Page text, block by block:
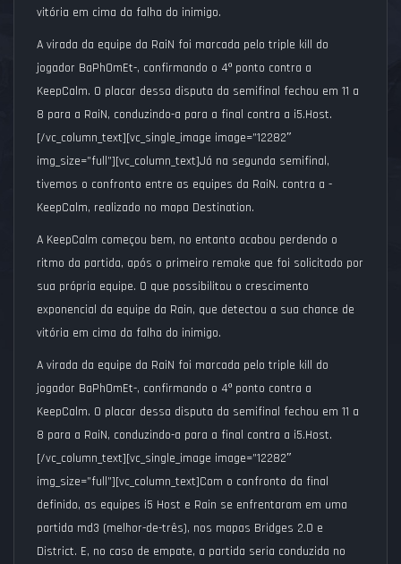
vitória em cima da falha do inimigo.
A virada da equipe da RaiN foi marcada pelo triple kill do
jogador BaPh0mEt-, confirmando o 4º ponto contra a
KeepCalm. O placar dessa disputa da semifinal fechou em 11 a
8 para a RaiN, conduzindo-a para a final contra a i5.Host.
[/vc_column_text][vc_single_image image=”12282″
img_size=”full”][vc_column_text]Já na segunda semifinal,
tivemos o confronto entre as equipes da RaiN. contra a -
KeepCalm, realizado no mapa Destination.
A KeepCalm começou bem, no entanto acabou perdendo o
ritmo da partida, após o primeiro remake que foi solicitado por
sua própria equipe. O que possibilitou o crescimento
exponencial da equipe da Rain, que detectou a sua chance de
vitória em cima da falha do inimigo.
A virada da equipe da RaiN foi marcada pelo triple kill do
jogador BaPh0mEt-, confirmando o 4º ponto contra a
KeepCalm. O placar dessa disputa da semifinal fechou em 11 a
8 para a RaiN, conduzindo-a para a final contra a i5.Host.
[/vc_column_text][vc_single_image image=”12282″
img_size=”full”][vc_column_text]Com o confronto da final
definido, as equipes i5 Host e Rain se enfrentaram em uma
partida md3 (melhor-de-três), nos mapas Bridges 2.0 e
District. E, no caso de empate, a partida seria conduzida no